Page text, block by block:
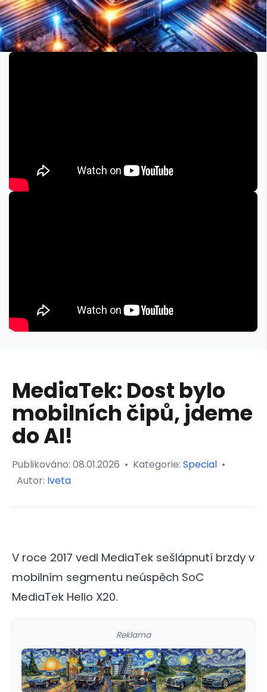
MediaTek: Dost bylo
mobilních čipů, jdeme
do AI!
Publikováno: 08.01.2026 • Kategorie: Special •
Autor: Iveta
V roce 2017 vedl MediaTek sešlápnutí brzdy v
mobilním segmentu neúspěch SoC
MediaTek Helio X20.
Reklama